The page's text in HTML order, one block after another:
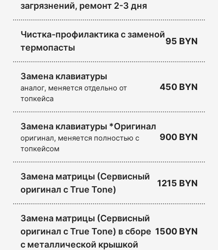
загрязнений, ремонт 2-3 дня
Чистка-профилактика с заменой
термопасты
95 BYN
Замена клавиатуры
аналог, меняется отдельно от
топкейса
450 BYN
Замена клавиатуры *Оригинал
оригинал, меняется полностью с
топкейсом
900 BYN
Замена матрицы (Сервисный
оригинал с True Tone)
1215 BYN
Замена матрицы (Сервисный
оригинал с True Tone) в сборе
с металлической крышкой
1500 BYN